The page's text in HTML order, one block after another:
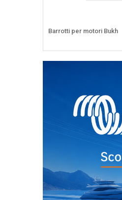
Barrotti per motori Bukh